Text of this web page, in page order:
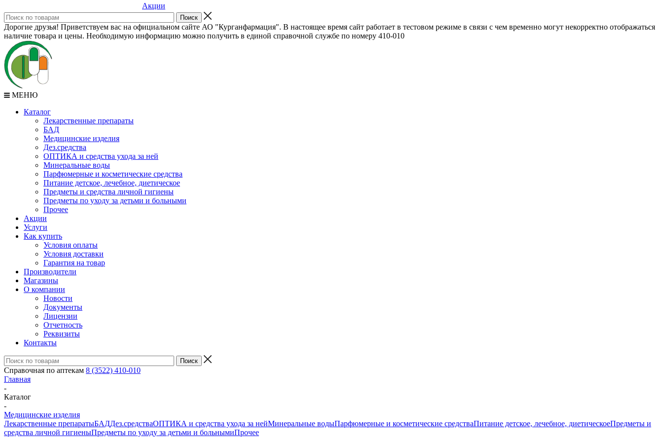
Акции
Дорогие друзья! Приветствуем вас на официальном сайте АО "Курганфармация". В настоящее время сайт работает в тестовом режиме в связи с чем временно могут некорректно отображаться
наличие товара и цены. Необходимую информацию можно получить в единой справочной службе по номеру 410-010
МЕНЮ
Каталог
Лекарственные препараты
БАД
Медицинские изделия
Дез.средства
ОПТИКА и средства ухода за ней
Минеральные воды
Парфюмерные и косметические средства
Питание детское, лечебное, диетическое
Предметы и средства личной гигиены
Предметы по уходу за детьми и больными
Прочее
Акции
Услуги
Как купить
Условия оплаты
Условия доставки
Гарантия на товар
Производители
Магазины
О компании
Новости
Документы
Лицензии
Отчетность
Реквизиты
Контакты
Справочная по аптекам 8 (3522) 410-010
Главная
-
Каталог
-
Медицинские изделия
Лекарственные препаратыБАДДез.средстваОПТИКА и средства ухода за нейМинеральные водыПарфюмерные и косметические средстваПитание детское, лечебное, диетическоеПредметы и
средства личной гигиеныПредметы по уходу за детьми и больнымиПрочее